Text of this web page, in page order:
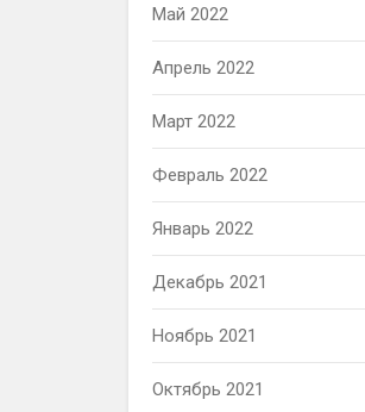
Май 2022
Апрель 2022
Март 2022
Февраль 2022
Январь 2022
Декабрь 2021
Ноябрь 2021
Октябрь 2021